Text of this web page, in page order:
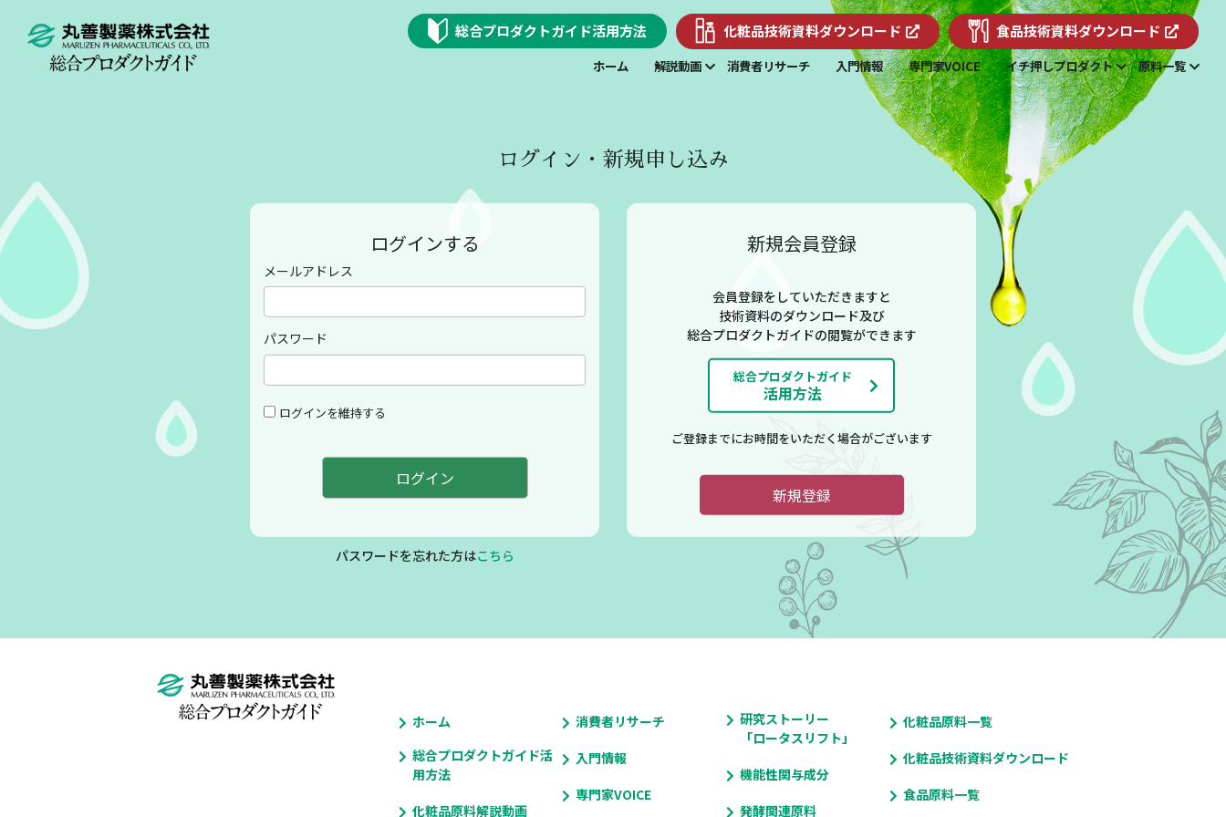
総合プロダクトガイド活用方法 化粧品技術資料ダウンロード 食品技術資料ダウンロード
ホーム 解説動画 消費者リサーチ 入門情報 専門家VOICE イチ押しプロダクト 原料一覧
ログイン・新規申し込み
ログインする
メールアドレス
パスワード
ログインを維持する
パスワードを忘れた方はこちら
新規会員登録
会員登録をしていただきますと
技術資料のダウンロード及び
総合プロダクトガイドの閲覧ができます
総合プロダクトガイド
活用方法
ご登録までにお時間をいただく場合がございます
新規登録
ホーム
総合プロダクトガイド活
用方法
化粧品原料解説動画
消費者リサーチ
入門情報
専門家VOICE
研究ストーリー
「ロータスリフト」
機能性関与成分
発酵関連原料
化粧品原料一覧
化粧品技術資料ダウンロード
食品原料一覧